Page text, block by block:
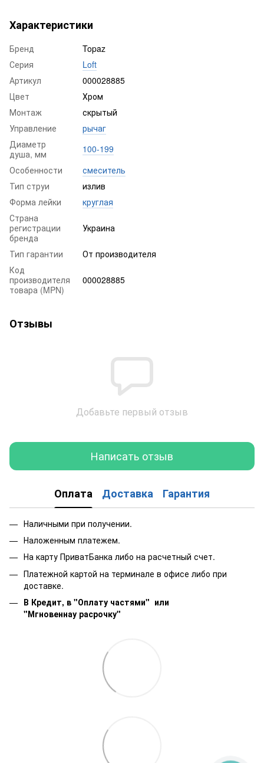
Характеристики
Бренд
Topaz
Серия
Loft
Артикул
000028885
Цвет
Хром
Монтаж
скрытый
Управление
рычаг
Диаметр
душа, мм
100-199
Особенности
смеситель
Тип струи
излив
Форма лейки
круглая
Страна
регистрации
бренда
Украина
Тип гарантии
От производителя
Код
производителя
товара (MPN)
000028885
Отзывы
Добавьте первый отзыв
Написать отзыв
Оплата Доставка Гарантия
Наличными при получении.
Наложенным платежем.
На карту ПриватБанка либо на расчетный счет.
Платежной картой на терминале в офисе либо при
доставке.
В Кредит, в "Оплату частями" или
"Мгновеннау расрочку"